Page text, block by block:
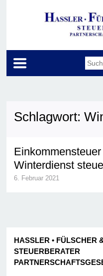
Schlagwort:
Winterdienst
6. Februar 2021
HASSLER • FÜLSCHER
STEUERBERATER